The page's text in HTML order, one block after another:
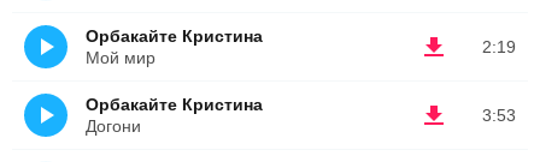
2:19
Орбакайте Кристина
Мой мир
3:53
Орбакайте Кристина
Догони